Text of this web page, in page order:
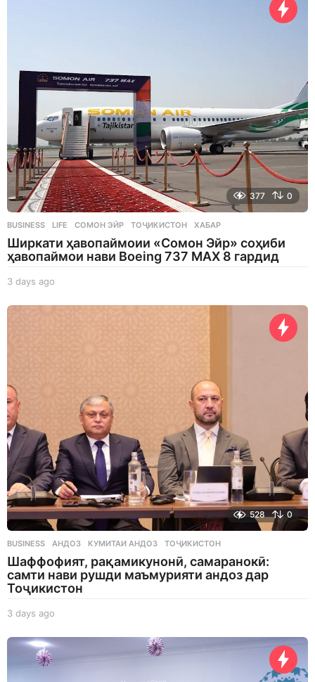
377 0
BUSINESS ,LIFE СОМОН ЭЙР ,ТОҶИКИСТОН ,ХАБАР
Ширкати ҳавопаймоии «Сомон Эйр» соҳиби
ҳавопаймои нави Boeing 737 MAX 8 гардид
3 days ago
a
528 0
BUSINESS АНДОЗ ,КУМИТАИ АНДОЗ ,ТОҶИКИСТОН
Шаффофият, рақамикунонӣ, самаранокӣ:
самти нави рушди маъмурияти андоз дар
Тоҷикистон
3 days ago
a